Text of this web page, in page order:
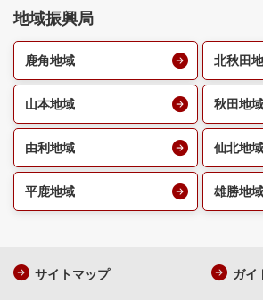
地域振興局
鹿角地域 北秋田
山本地域 秋田地域
由利地域 仙北地域
平鹿地域 雄勝地域
サイトマップ ガイ